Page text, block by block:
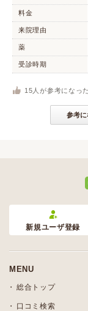
料金
来院理由
薬
受診時期
15 人が参考になっ
参考に
新規ユーザ登録
MENU
総合トップ
口コミ検索